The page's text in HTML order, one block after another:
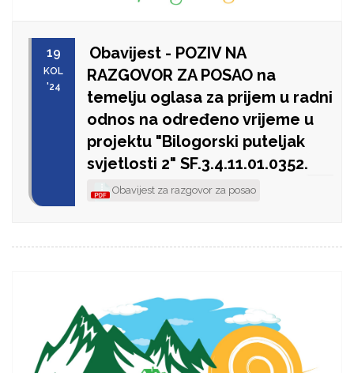
19
KOL
'24
Obavijest - POZIV NA
RAZGOVOR ZA POSAO na
temelju oglasa za prijem u radni
odnos na određeno vrijeme u
projektu "Bilogorski puteljak
svjetlosti 2" SF.3.4.11.01.0352.
Obavijest za razgovor za posao